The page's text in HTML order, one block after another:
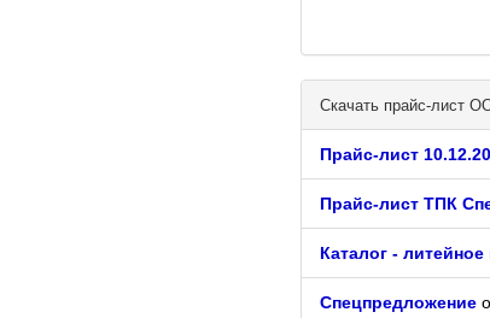
Скачать прайс-
Прайс-лист
Прайс-лист ТПК
Каталог -
Спецпредложение